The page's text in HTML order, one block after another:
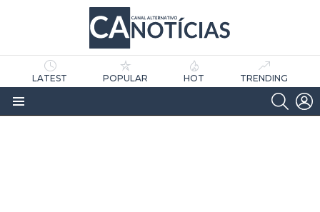
LATEST POPULAR HOT TRENDING
Menu